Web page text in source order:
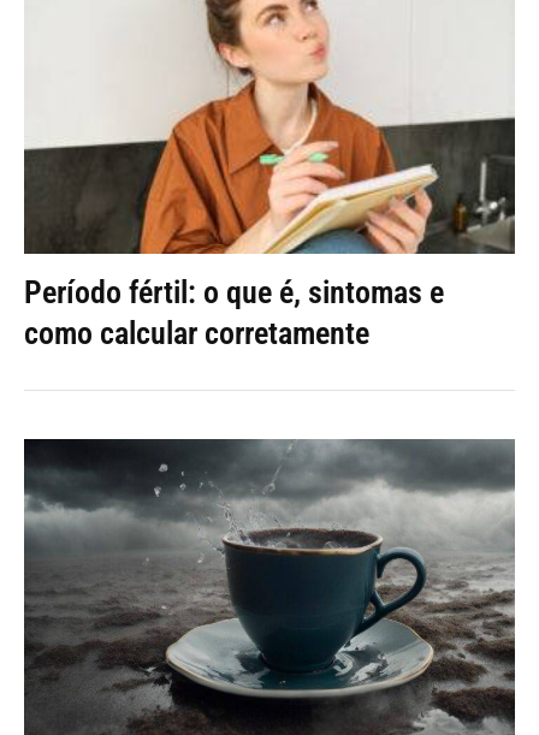
Período fértil: o que é, sintomas e
como calcular corretamente